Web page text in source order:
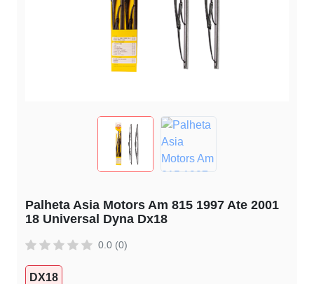
Palheta Asia Motors Am 815 1997 Ate 2001
18 Universal Dyna Dx18
0.0 (0)
DX18